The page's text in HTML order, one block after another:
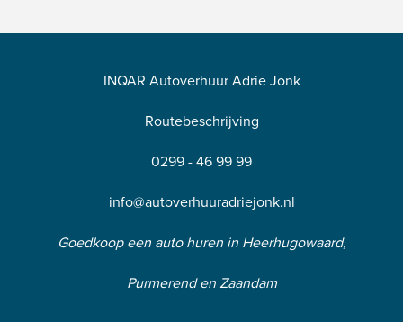
INQAR Autoverhuur Adrie Jonk
Routebeschrijving
0299 - 46 99 99
info@autoverhuuradriejonk.nl
Goedkoop een auto huren in Heerhugowaard,
Purmerend en Zaandam